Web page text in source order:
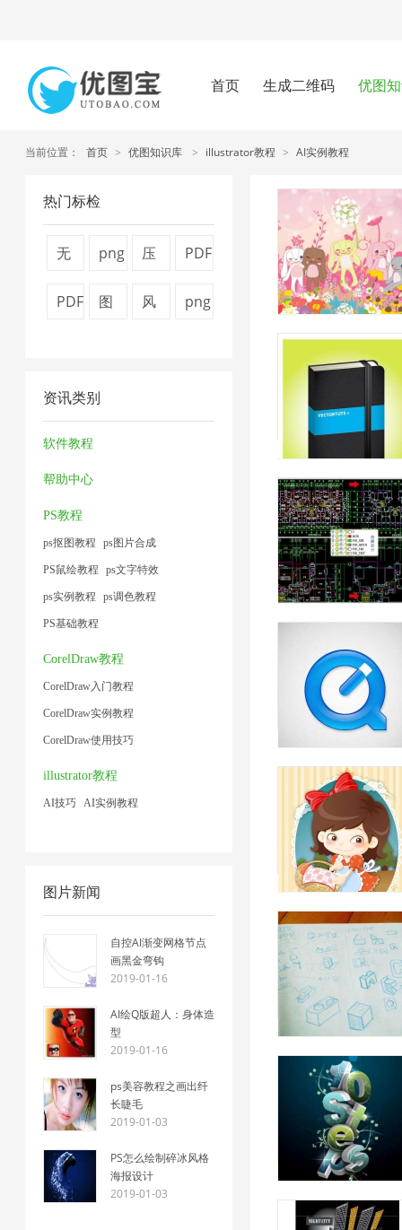
首页 生成二维码 优图
当前位置： 首页 > 优图知识库 > illustrator教程 > AI实例教程
热门标检
无
1
png
缩
1
压
小
PDF
1
PDF
器
1
图
缩
风
png
资讯类别
软件教程
帮助中心
PS教程
ps抠图教程 ps图片合成
PS鼠绘教程 ps文字特效
ps实例教程 ps调色教程
PS基础教程
CorelDraw教程
CorelDraw入门教程
CorelDraw实例教程
CorelDraw使用技巧
illustrator教程
AI技巧 AI实例教程
图片新闻
自控AI渐变网格节点
画黑金弯钩
2019-01-16
AI绘Q版超人：身体造
型
2019-01-16
ps美容教程之画出纤
长睫毛
2019-01-03
PS怎么绘制碎冰风格
海报设计
2019-01-03